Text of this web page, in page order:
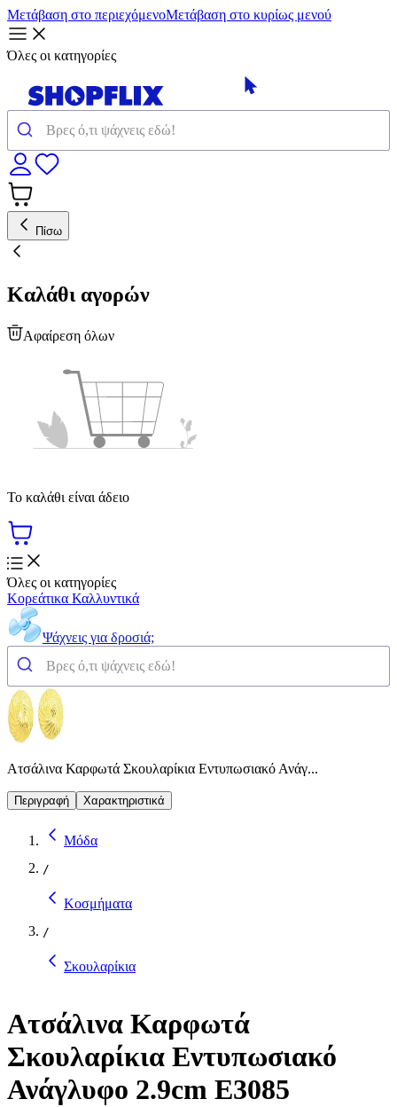
Μετάβαση στο περιεχόμενοΜετάβαση στο κυρίως μενού
Όλες οι κατηγορίες
Πίσω
Καλάθι αγορών
Αφαίρεση όλων
Το καλάθι είναι άδειο
Όλες οι κατηγορίες
Κορεάτικα Καλλυντικά
Ψάχνεις για δροσιά;
Ατσάλινα Καρφωτά Σκουλαρίκια Εντυπωσιακό Ανάγ...
Περιγραφή Χαρακτηριστικά
Μόδα
/
Κοσμήματα
/
Σκουλαρίκια
Ατσάλινα Καρφωτά
Σκουλαρίκια Εντυπωσιακό
Ανάγλυφο 2.9cm E3085